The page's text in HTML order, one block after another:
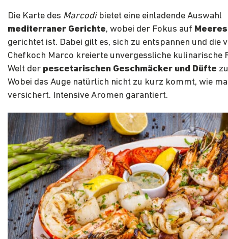
Die Karte des Marcodibietet eine einladende Auswahl
mediterraner Gerichte, wobei der Fokus auf
gerichtet ist. Dabei gilt es, sich zu entspannen und die
Chefkoch Marco kreierte unvergessliche kulinarische
Welt der pescetarischen Geschmäcker und Düfte
Wobei das Auge natürlich nicht zu kurz kommt, wie
versichert. Intensive Aromen garantiert.